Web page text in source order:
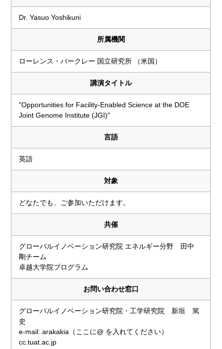
Dr. Yasuo Yoshikuni
所属機関
ローレンス・バークレー 国立研究所 （米国）
講演タイトル
"Opportunities for Facility-Enabled Science at the DOE
Joint Genome Institute (JGI)"
言語
英語
対象
どなたでも、ご参加いただけます。
共催
グローバルイノベーション研究院 エネルギー分野 田中
剛チーム
卓越大学院プログラム
お問い合わせ窓口
グローバルイノベーション研究院・工学研究院 新垣 篤
史
e-mail: arakakia（ここに@ を入れてください）
cc.tuat.ac.jp